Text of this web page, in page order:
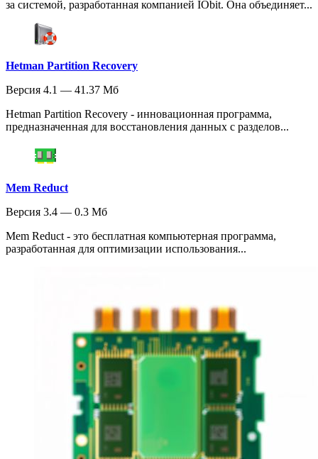
за системой, разработанная компанией IObit. Она объединяет...
Hetman Partition Recovery
Версия 4.1 — 41.37 Мб
Hetman Partition Recovery - инновационная программа,
предназначенная для восстановления данных с разделов...
Mem Reduct
Версия 3.4 — 0.3 Мб
Mem Reduct - это бесплатная компьютерная программа,
разработанная для оптимизации использования...